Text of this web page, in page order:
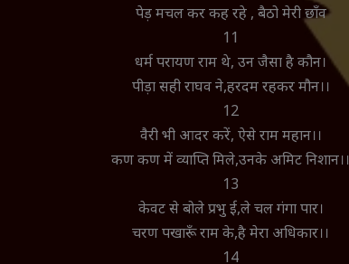
पेड़ मचल कर कह रहे , बैठो मेरी छाॅंव
11
धर्म परायण राम थे, उन जैसा है कौन।
पीड़ा सही राघव ने,हरदम रहकर मौन।।
12
वैरी भी आदर करें, ऐसे राम महान।।
कण कण में व्याप्ति मिले,उनके अमिट निशान।।
13
केवट से बोले प्रभु ई,ले चल गंगा पार।
चरण पखारूॅं राम के,है मेरा अधिकार।।
14